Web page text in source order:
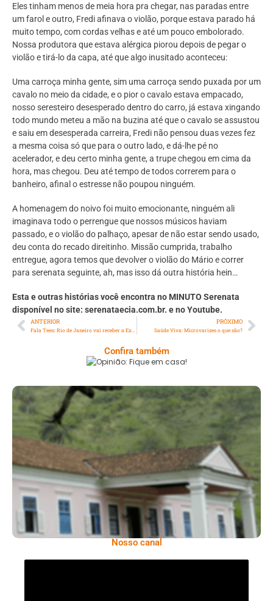
Eles tinham menos de meia hora pra chegar, nas paradas entre
um farol e outro, Fredi afinava o violão, porque estava parado há
muito tempo, com cordas velhas e até um pouco embolorado.
Nossa produtora que estava alérgica piorou depois de pegar o
violão e tirá-lo da capa, até que algo inusitado aconteceu:
Uma carroça minha gente, sim uma carroça sendo puxada por um
cavalo no meio da cidade, e o pior o cavalo estava empacado,
nosso seresteiro desesperado dentro do carro, já estava xingando
todo mundo meteu a mão na buzina até que o cavalo se assustou
e saiu em desesperada carreira, Fredi não pensou duas vezes fez
a mesma coisa só que para o outro lado, e dá-lhe pé no
acelerador, e deu certo minha gente, a trupe chegou em cima da
hora, mas chegou. Deu até tempo de todos correrem para o
banheiro, afinal o estresse não poupou ninguém.
A homenagem do noivo foi muito emocionante, ninguém ali
imaginava todo o perrengue que nossos músicos haviam
passado, e o violão do palhaço, apesar de não estar sendo usado,
deu conta do recado direitinho. Missão cumprida, trabalho
entregue, agora temos que devolver o violão do Mário e correr
para serenata seguinte, ah, mas isso dá outra história hein…
Esta e outras histórias você encontra no MINUTO Serenata
disponível no site: serenataecia.com.br. e no Youtube.
ANTERIOR
Fala Teen: Rio de Janeiro vai receber a Expo Favela Innovation em julho
PRÓXIMO
Saúde Viva: Microvarizes o que são?
Confira também
Opinião: Fique Em Casa!
Serra: Fazenda Santa Cecília – Um Legado
Histórico Repleto De Beleza
Nosso canal